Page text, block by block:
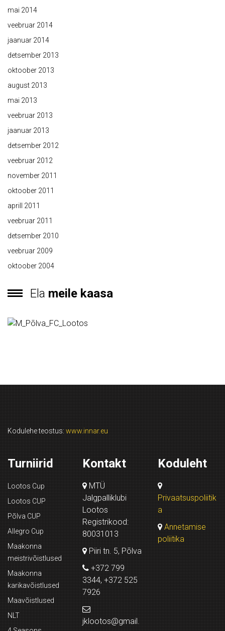
mai 2014
veebruar 2014
jaanuar 2014
detsember 2013
oktoober 2013
august 2013
mai 2013
veebruar 2013
jaanuar 2013
detsember 2012
veebruar 2012
november 2011
oktoober 2011
aprill 2011
veebruar 2011
detsember 2010
veebruar 2009
oktoober 2004
Ela meile kaasa
Kodulehe teostus: www.innar.eu
Turniirid
Lootos Cup
Lootos CUP
Põlva CUP
Allegro Cup
Maakonna
meistrivõistlused
Maakonna
karikavõistlused
Maavõistlused
NLT
Kontakt
MTÜ
Jalgpalliklubi
Lootos
Registrikood:
80031013
Piiri tn. 5, Põlva
+372 799
3344, +372 525
7926
jklootos@gmail.
Koduleht
Privaatsuspoliitik
a
Annetamise
poliitika